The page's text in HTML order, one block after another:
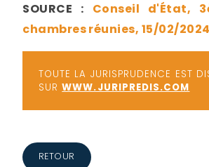
SOURCE :
Conseil d'État,
chambres réunies, 15/02/
TOUTE LA JURISPRUDENCE EST
SURWWW.JURIPREDIS.COM
RETOUR